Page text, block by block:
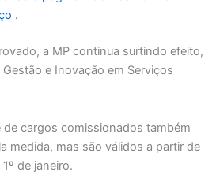
.
a MP continua surtindo efeito,
e Inovação em Serviços
cargos comissionados também
medida, mas são válidos a partir de
de janeiro.